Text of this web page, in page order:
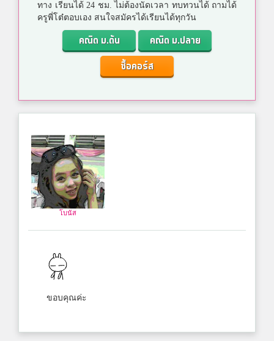
ทาง เรียนได้ 24 ชม. ไม่ต้องนัดเวลา ทบทวนได้ ถามได้
ครูพี่โต๋ตอบเอง สนใจสมัครได้เรียนได้ทุกวัน
คณิต ม.ต้น
คณิต ม.ปลาย
ซื้อคอร์ส
โบนัส
ขอบคุณค่ะ